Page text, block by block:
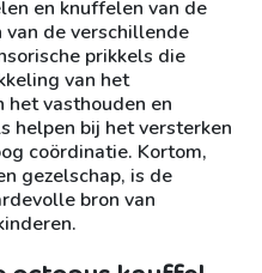
en knuffelen van de
van de verschillende
prikkels die
van het
het vasthouden en
helpen bij het versterken
coördinatie. Kortom,
gezelschap, is de
bron van